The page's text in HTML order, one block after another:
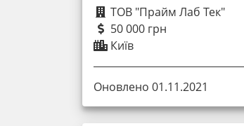
ТОВ "Прайм Лаб Тек"
50 000 грн
Київ
Оновлено 01.11.2021